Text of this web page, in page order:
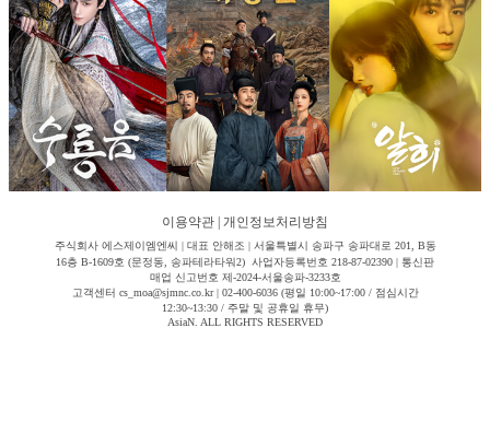
이용약관 개인정보처리방침
주식회사 에스제이엠엔씨 | 대표 안해조 | 서울특별시 송파구 송파대로 201, B동
16층 B-1609호 (문정동, 송파테라타워2) 사업자등록번호 218-87-02390 | 통신판
매업 신고번호 제-2024-서울송파-3233호
고객센터 cs_moa@sjmnc.co.kr | 02-400-6036 (평일 10:00~17:00 / 점심시간
12:30~13:30 / 주말 및 공휴일 휴무)
AsiaN. ALL RIGHTS RESERVED